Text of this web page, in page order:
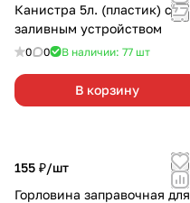
Канистра 5л. (пластик) с
заливным устройством
0 0 В наличии: 77 шт
В корзину
155 ₽/шт
Горловина заправочная для